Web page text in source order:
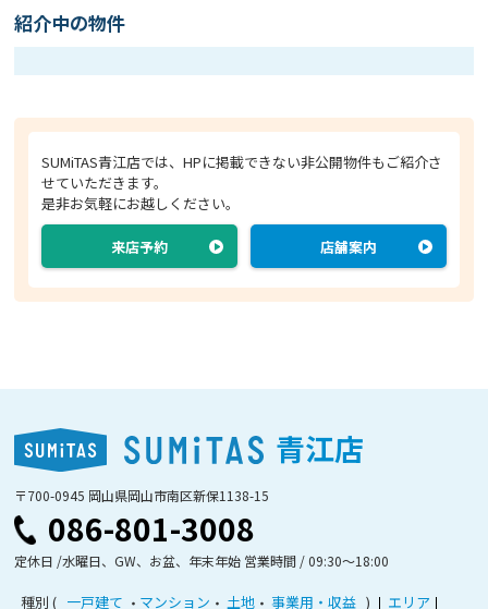
紹介中の物件
SUMiTAS青江店では、HPに掲載できない非公開物件もご紹介さ
せていただきます。
是非お気軽にお越しください。
来店予約 店舗案内
青江店
〒700-0945 岡山県岡山市南区新保1138-15
086-801-3008
定休日 /水曜日、GW、お盆、年末年始 営業時間 / 09:30〜18:00
種別 一戸建て マンション 土地 事業用・収益 エリア